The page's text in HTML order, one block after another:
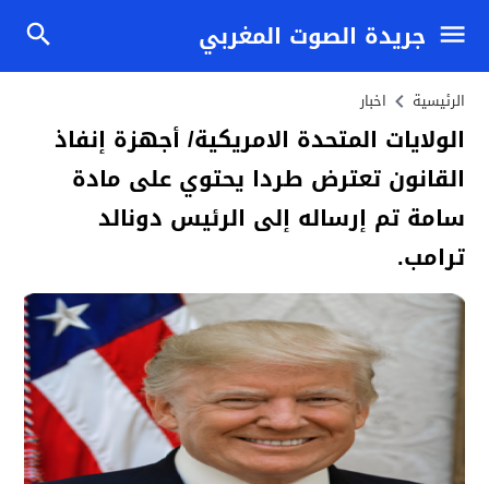
جريدة الصوت المغربي
الرئيسية اخبار
الولايات المتحدة الامريكية/ أجهزة إنفاذ
القانون تعترض طردا يحتوي على مادة
سامة تم إرساله إلى الرئيس دونالد
ترامب.